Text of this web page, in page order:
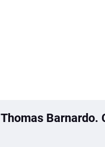
Thomas Barnardo.